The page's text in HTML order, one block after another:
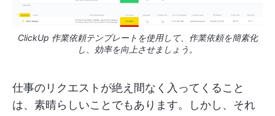
ClickUp 作業依頼テンプレートを使用して、作業依頼を簡素化
し、効率を向上させましょう。
仕事のリクエストが絶え間なく入ってくること
は、素晴らしいことでもあります。しかし、それ